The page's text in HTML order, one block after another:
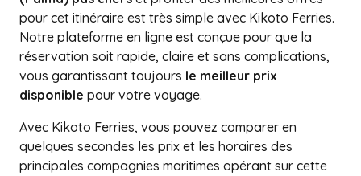
pour cet itinéraire est très simple avec Kikoto Ferries.
Notre plateforme en ligne est conçue pour que la
réservation soit rapide, claire et sans complications,
vous garantissant toujours le meilleur prix
disponible pour votre voyage.
Avec Kikoto Ferries, vous pouvez comparer en
quelques secondes les prix et les horaires des
principales compagnies maritimes opérant sur cette